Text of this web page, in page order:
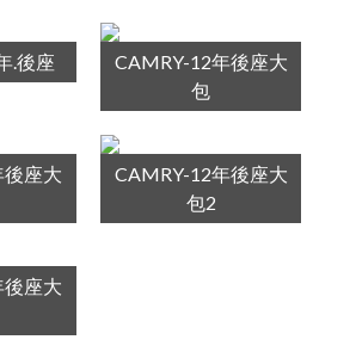
.後座
CAMRY-12年後座大
包
座大
CAMRY-12年後座大
包2
座大